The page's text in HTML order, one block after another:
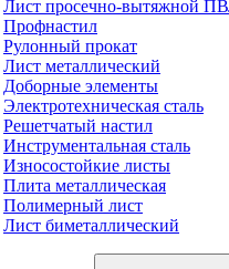
Лист просечно-вытяжной
Профнастил
Рулонный прокат
Лист металлический
Доборные элементы
Электротехническая сталь
Решетчатый настил
Инструментальная сталь
Износостойкие листы
Плита металлическая
Полимерный лист
Лист биметаллический